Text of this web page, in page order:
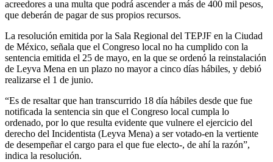
acreedores a una multa que podrá ascender a más de 400 mil pesos,
que deberán de pagar de sus propios recursos.
La resolución emitida por la Sala Regional del TEPJF en la Ciudad
de México, señala que el Congreso local no ha cumplido con la
sentencia emitida el 25 de mayo, en la que se ordenó la reinstalación
de Leyva Mena en un plazo no mayor a cinco días hábiles, y debió
realizarse el 1 de junio.
“Es de resaltar que han transcurrido 18 día hábiles desde que fue
notificada la sentencia sin que el Congreso local cumpla lo
ordenado, por lo que resulta evidente que vulnere el ejercicio del
derecho del Incidentista (Leyva Mena) a ser votado-en la vertiente
de desempeñar el cargo para el que fue electo-, de ahí la razón”,
indica la resolución.